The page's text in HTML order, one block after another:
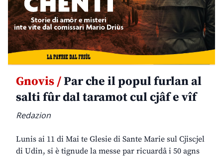
Gnovis /Par che il popul furlan al
salti fûr dal taramot cul cjâf e vîf
Redazion
Lunis ai 11 di Mai te Glesie di Sante Marie sul Cjiscjel
di Udin, si è tignude la messe par ricuardâ i 50 agns